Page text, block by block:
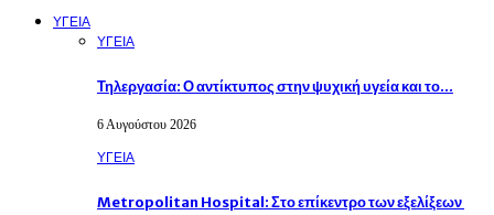
ΥΓΕΙΑ
ΥΓΕΙΑ
Τηλεργασία: Ο αντίκτυπος στην ψυχική υγεία και το…
6 Αυγούστου 2026
ΥΓΕΙΑ
Metropolitan Hospital: Στο επίκεντρο των εξελίξεων